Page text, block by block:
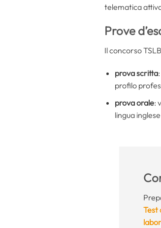
telematica
Prove
Il concorso
prova scritta
profilo
prova orale:
lingua inglese
Test